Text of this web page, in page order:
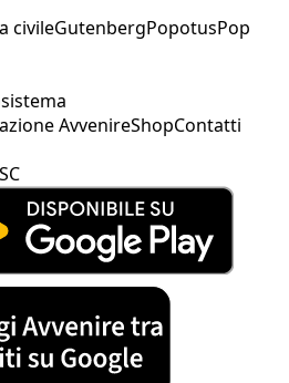
civileGutenbergPopotusPop
AvvenireShopContatti